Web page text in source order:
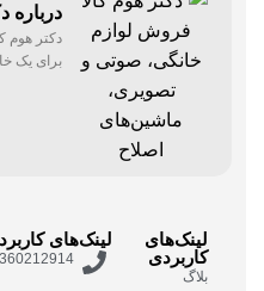
درباره
دکتر هوم
برای یک
لینک‌های
کاربردی
بلاگ
لینک‌های